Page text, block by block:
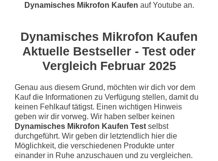
Dynamisches Mikrofon Kaufen auf Youtube an.
Dynamisches Mikrofon Kaufen
Aktuelle Bestseller - Test oder
Vergleich Februar 2025
Genau aus diesem Grund, möchten wir dich vor dem
Kauf die Informationen zu Verfügung stellen, damit du
keinen Fehlkauf tätigst. Einen wichtigen Hinweis
geben wir dir vorweg. Wir haben selber keinen
Dynamisches Mikrofon Kaufen Test selbst
durchgeführt. Wir geben dir letztendlich hier die
Möglichkeit, die verschiedenen Produkte unter
einander in Ruhe anzuschauen und zu vergleichen.